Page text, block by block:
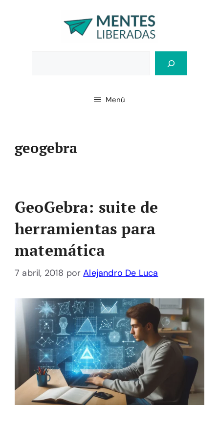
Menú
geogebra
GeoGebra: suite de
herramientas para
matemática
7 abril, 2018 porAlejandro De Luca